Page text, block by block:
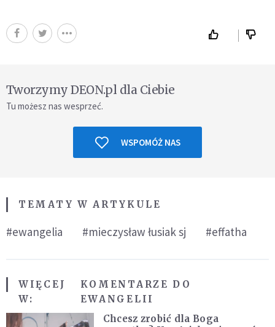
Tworzymy DEON.pl dla Ciebie
Tu możesz nas wesprzeć.
WSPOMÓŻ NAS
TEMATY W ARTYKULE
#ewangelia #mieczysław łusiak sj #effatha
WIĘCEJ
W:
KOMENTARZE DO
EWANGELII
Chcesz zrobić dla Boga